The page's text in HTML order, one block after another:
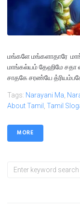
மங்களே மங்களாதாரே
மாங்கல்யம் தேஹிமே சதா
சாதகே சரண்யே
Tags: Narayani Ma,
About Tamil , Tamil
MORE